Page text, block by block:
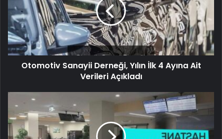
Otomotiv Sanayii Derneği, Yılın İlk 4 Ayına Ait
Verileri Açıkladı